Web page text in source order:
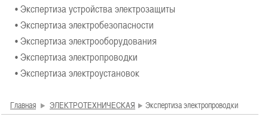
• Экспертиза устройства электрозащиты
• Экспертиза электробезопасности
• Экспертиза электрооборудования
• Экспертиза электропроводки
• Экспертиза электроустановок
Главная ЭЛЕКТРОТЕХНИЧЕСКАЯ Экспертиза электропроводки